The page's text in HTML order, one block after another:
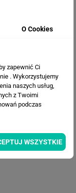
O Cookies
zapewnić Ci
. Wykorzystujemy
naszych usług,
z Twoimi
podczas
WSZYSTKIE